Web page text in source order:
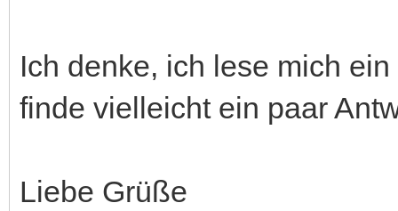
Ich denke, ich lese mich
finde vielleicht ein paar
Liebe Grüße